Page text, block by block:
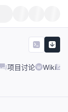
项目讨论 Wiki